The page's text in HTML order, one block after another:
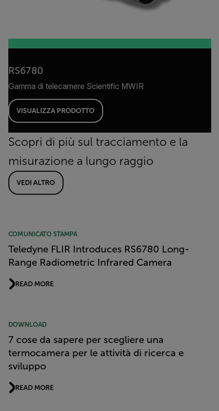
RS6780
Gamma di telecamere Scientific MWIR
VISUALIZZA PRODOTTO
Scopri di più sul tracciamento e la
misurazione a lungo raggio
VEDI ALTRO
COMUNICATO STAMPA
Teledyne FLIR Introduces RS6780 Long-
Range Radiometric Infrared Camera
READ MORE
DOWNLOAD
7 cose da sapere per scegliere una
termocamera per le attività di ricerca e
sviluppo
READ MORE